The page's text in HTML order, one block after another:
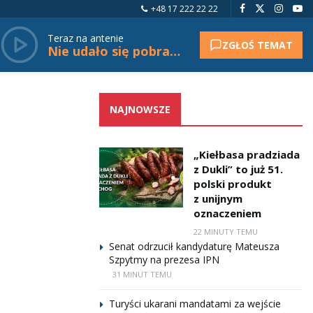
+48 17 222 22 22
Teraz na antenie
Nie udało się pobrać tytułu. ZGŁOŚ TEMAT
NAJNOWSZE
„Kiełbasa pradziada
z Dukli” to już 51.
polski produkt
z unijnym
oznaczeniem
22 MINUTY TEMU
Senat odrzucił kandydaturę Mateusza
Szpytmy na prezesa IPN
31 MINUT TEMU
Turyści ukarani mandatami za wejście